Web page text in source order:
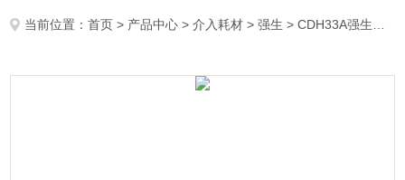
当前位置：首页 > 产品中心 >介入耗材 >强生 > CDH33A强生弯型和直型腔内吻合器